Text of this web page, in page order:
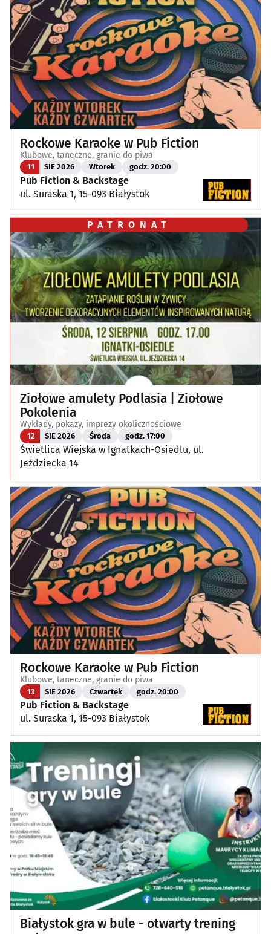
Rockowe Karaoke w Pub Fiction
Klubowe, taneczne, granie do piwa
11 SIE 2026 Wtorek godz. 20:00
Pub Fiction & Backstage
ul. Suraska 1, 15-093 Białystok
PATRONAT
Ziołowe amulety Podlasia | Ziołowe
Pokolenia
Wykłady, pokazy, imprezy okolicznościowe
12 SIE 2026 Środa godz. 17:00
Świetlica Wiejska w Ignatkach-Osiedlu, ul.
Jeździecka 14
Rockowe Karaoke w Pub Fiction
Klubowe, taneczne, granie do piwa
13 SIE 2026 Czwartek godz. 20:00
Pub Fiction & Backstage
ul. Suraska 1, 15-093 Białystok
Białystok gra w bule - otwarty trening